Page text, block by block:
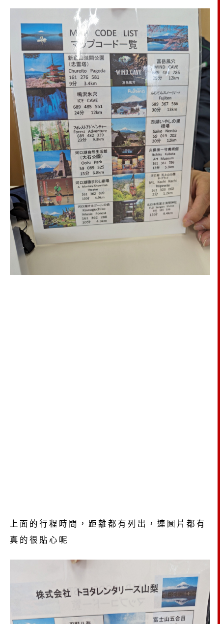
上面的行程時間，距離都有列出，連圖片都有
真的很貼心呢